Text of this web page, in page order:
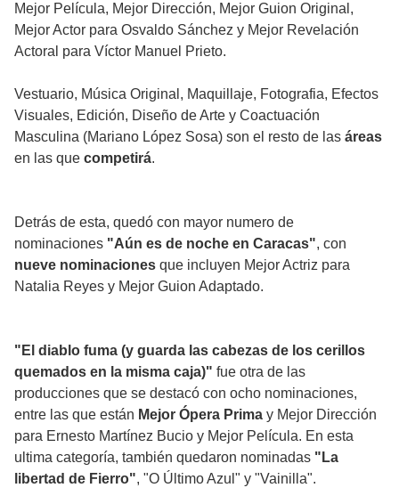
Mejor Película, Mejor Dirección, Mejor Guion Original,
Mejor Actor para Osvaldo Sánchez y Mejor Revelación
Actoral para Víctor Manuel Prieto.
Vestuario, Música Original, Maquillaje, Fotografia, Efectos
Visuales, Edición, Diseño de Arte y Coactuación
Masculina (Mariano López Sosa) son el resto de las áreas
en las que competirá.
Detrás de esta, quedó con mayor numero de
nominaciones "Aún es de noche en Caracas", con
nueve nominaciones que incluyen Mejor Actriz para
Natalia Reyes y Mejor Guion Adaptado.
"El diablo fuma (y guarda las cabezas de los cerillos
quemados en la misma caja)" fue otra de las
producciones que se destacó con ocho nominaciones,
entre las que están Mejor Ópera Prima y Mejor Dirección
para Ernesto Martínez Bucio y Mejor Película. En esta
ultima categoría, también quedaron nominadas "La
libertad de Fierro", "O Último Azul" y "Vainilla".